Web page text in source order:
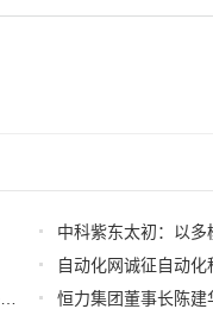
中科紫东太初：以
自动化网诚征自动